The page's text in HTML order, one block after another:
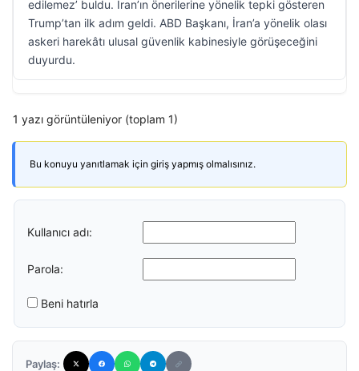
edilemez’ buldu. İran’ın önerilerine yönelik tepki gösteren
Trump’tan ilk adım geldi. ABD Başkanı, İran’a yönelik olası
askeri harekâtı ulusal güvenlik kabinesiyle görüşeceğini
duyurdu.
1 yazı görüntüleniyor (toplam 1)
Bu konuyu yanıtlamak için giriş yapmış olmalısınız.
Kullanıcı adı:
Parola:
Beni hatırla
Paylaş: